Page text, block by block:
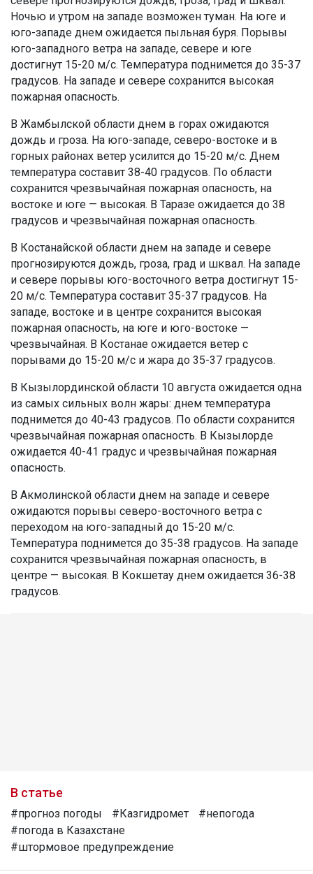
Ночью и утром на западе возможен туман. На юге и
юго-западе днем ожидается пыльная буря. Порывы
юго-западного ветра на западе, севере и юге
достигнут 15-20 м/с. Температура поднимется до 35-37
градусов. На западе и севере сохранится высокая
пожарная опасность.
В Жамбылской области днем в горах ожидаются
дождь и гроза. На юго-западе, северо-востоке и в
горных районах ветер усилится до 15-20 м/с. Днем
температура составит 38-40 градусов. По области
сохранится чрезвычайная пожарная опасность, на
востоке и юге — высокая. В Таразе ожидается до 38
градусов и чрезвычайная пожарная опасность.
В Костанайской области днем на западе и севере
прогнозируются дождь, гроза, град и шквал. На западе
и севере порывы юго-восточного ветра достигнут 15-
20 м/с. Температура составит 35-37 градусов. На
западе, востоке и в центре сохранится высокая
пожарная опасность, на юге и юго-востоке —
чрезвычайная. В Костанае ожидается ветер с
порывами до 15-20 м/с и жара до 35-37 градусов.
В Кызылординской области 10 августа ожидается одна
из самых сильных волн жары: днем температура
поднимется до 40-43 градусов. По области сохранится
чрезвычайная пожарная опасность. В Кызылорде
ожидается 40-41 градус и чрезвычайная пожарная
опасность.
В Акмолинской области днем на западе и севере
ожидаются порывы северо-восточного ветра с
переходом на юго-западный до 15-20 м/с.
Температура поднимется до 35-38 градусов. На западе
сохранится чрезвычайная пожарная опасность, в
центре — высокая. В Кокшетау днем ожидается 36-38
градусов.
В статье
#прогноз погоды #Казгидромет
#непогода
#погода в Казахстане
#штормовое предупреждение